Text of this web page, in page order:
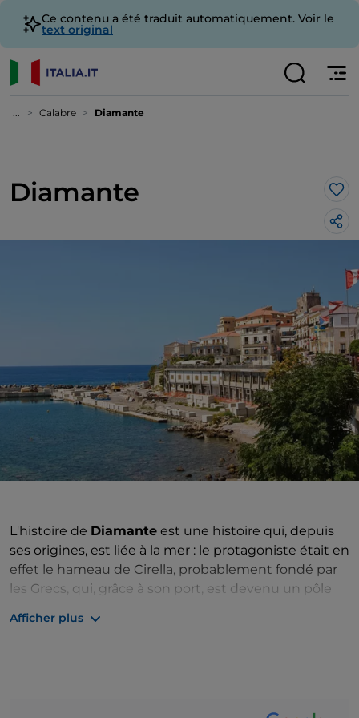
Ce contenu a été traduit automatiquement. Voir le
text original
... Calabre Diamante
Diamante
L'histoire de Diamante est une histoire qui, depuis
ses origines, est liée à la mer : le protagoniste était en
effet le hameau de Cirella, probablement fondé par
les Grecs, qui, grâce à son port, est devenu un pôle
Tyrrhénienne, au cœur de la Riviera dei Cedri, le lien
Afficher plus